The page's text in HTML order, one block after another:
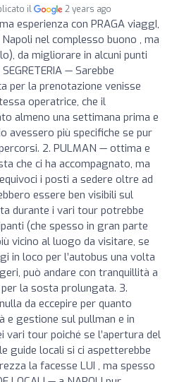
il 2 years ago
esperienza con PRAGA viaggI,
nel complesso buono , ma
da migliorare in alcuni punti
— Sarebbe
per la prenotazione venisse
operatrice, che il
almeno una settimana prima e
avessero più specifiche se pur
2. PULMAN — ottima e
che ci ha accompagnato, ma
i posti a sedere oltre ad
essere ben visibili sul
durante i vari tour potrebbe
(che spesso in gran parte
vicino al luogo da visitare, se
in loco per l’autobus una volta
può andare con tranquillità a
la sosta prolungata. 3.
da eccepire per quanto
e gestione sul pullman e in
vari tour poiché se l’apertura del
guide locali si ci aspetterebbe
la facesse LUI , ma spesso